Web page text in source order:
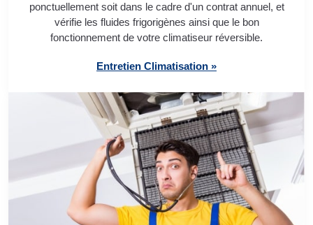
ponctuellement soit dans le cadre d'un contrat annuel, et
vérifie les fluides frigorigènes ainsi que le bon
fonctionnement de votre climatiseur réversible.
Entretien Climatisation »